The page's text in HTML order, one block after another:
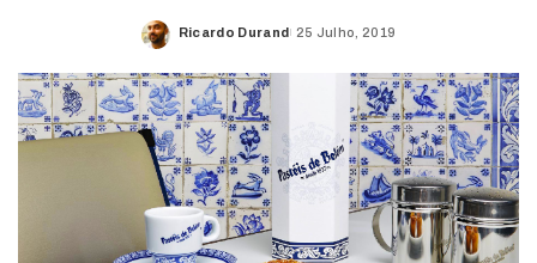
Posted
Ricardo Durand 25 Julho, 2019